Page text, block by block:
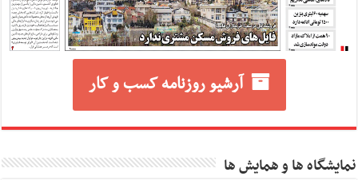
آرشیو روزنامه کسب و کار
نمایشگاه ها و همایش ها